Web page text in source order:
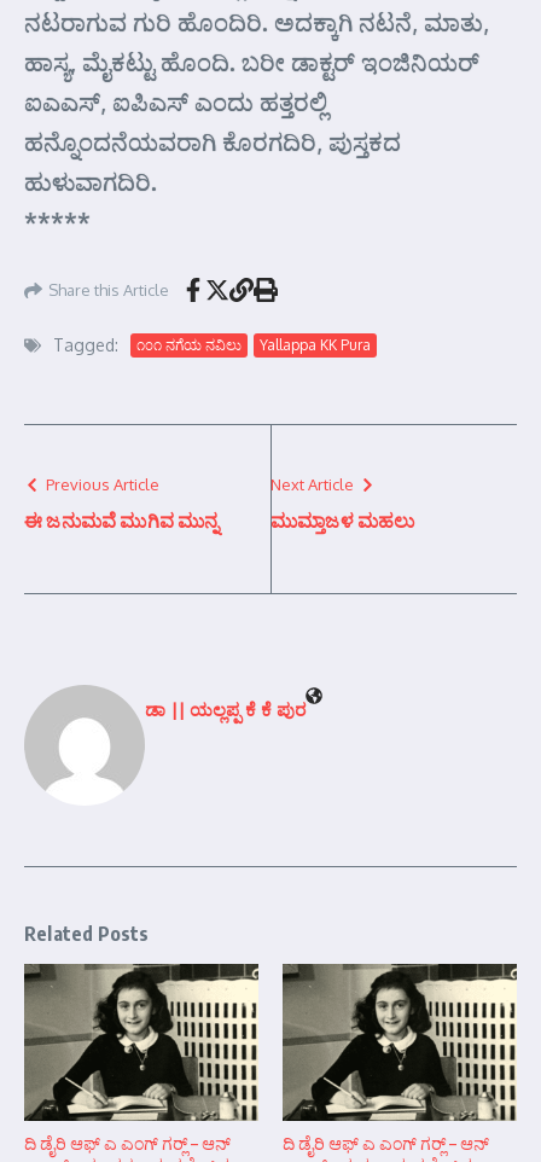
ನಟರಾಗುವ ಗುರಿ ಹೊಂದಿರಿ. ಅದಕ್ಕಾಗಿ ನಟನೆ, ಮಾತು,
ಹಾಸ್ಯ, ಮೈಕಟ್ಟು ಹೊಂದಿ. ಬರೀ ಡಾಕ್ಟರ್ ಇಂಜಿನಿಯರ್
ಐ‌ಎ‌ಎಸ್, ಐಪಿ‌ಎಸ್ ಎಂದು ಹತ್ತರಲ್ಲಿ
ಹನ್ನೊಂದನೆಯವರಾಗಿ ಕೊರಗದಿರಿ, ಪುಸ್ತಕದ
ಹುಳುವಾಗದಿರಿ.
*****
Share this Article
Tagged: ೧೦೧ ನಗೆಯ ನವಿಲು Yallappa KK Pura
Previous Article
ಈ ಜನುಮವೆ ಮುಗಿವ ಮುನ್ನ
Next Article
ಮುಮ್ತಾಜಳ ಮಹಲು
ಡಾ || ಯಲ್ಲಪ್ಪ ಕೆ ಕೆ ಪುರ
Related Posts
ದಿ ಡೈರಿ ಆಫ್ ಎ ಎಂಗ್ ಗರ್‍ಲ್ – ಆನ್‌
ದಿ ಡೈರಿ ಆಫ್ ಎ ಎಂಗ್ ಗರ್‍ಲ್ – ಆನ್‌